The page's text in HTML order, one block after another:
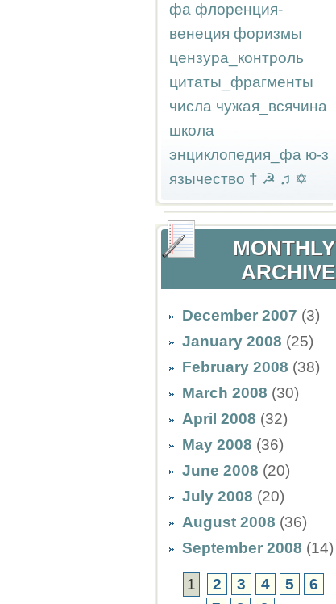
фа флоренция-
венеция форизмы
цензура_контроль
цитаты_фрагменты
числа чужая_всячина
школа
энциклопедия_фа ю-з
язычество † ☭ ♫ ✡
MONTHLY
ARCHIVE
December 2007 (3)
January 2008 (25)
February 2008 (38)
March 2008 (30)
April 2008 (32)
May 2008 (36)
June 2008 (20)
July 2008 (20)
August 2008 (36)
September 2008 (14)
1 2 3 4 5
6